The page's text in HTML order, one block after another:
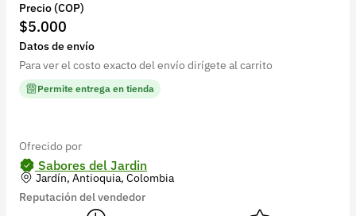
Precio (COP)
$5.000
Datos de envío
Para ver el costo exacto del envío dirígete al carrito
Permite entrega en tienda
Ofrecido por
Sabores del Jardin
Jardín, Antioquia, Colombia
Reputación del vendedor
Versión 5.45.0
Síguenos